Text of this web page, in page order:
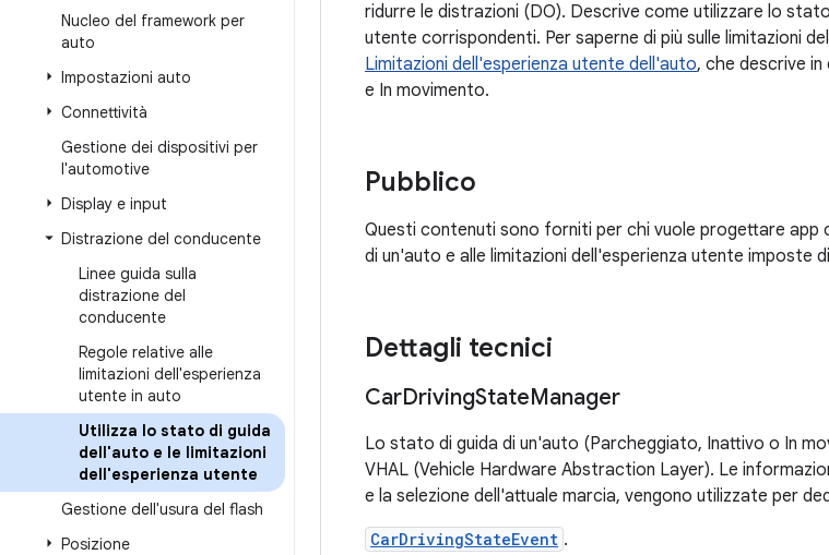
Nucleo del framework per
auto
Impostazioni auto
Connettività
Gestione dei dispositivi per
l'automotive
Display e input
Distrazione del conducente
Linee guida sulla
distrazione del
conducente
Regole relative alle
limitazioni dell'esperienza
utente in auto
Utilizza lo stato di guida
dell'auto e le limitazioni
dell'esperienza utente
Gestione dell'usura del flash
Posizione
ridurre le distrazioni (DO). Descrive come utilizzare lo
utente corrispondenti. Per saperne di più sulle limitazioni
Limitazioni dell'esperienza utente dell'auto, che descrive
e In movimento.
Pubblico
Questi contenuti sono forniti per chi vuole progettare app
di un'auto e alle limitazioni dell'esperienza utente imposte
Dettagli tecnici
CarDrivingStateManager
Lo stato di guida di un'auto (Parcheggiato, Inattivo o In
VHAL (Vehicle Hardware Abstraction Layer). Le
e la selezione dell'attuale marcia, vengono utilizzate per
CarDrivingStateEvent .